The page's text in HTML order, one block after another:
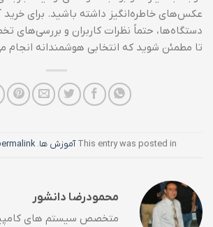
عکس‌های خاطره‌انگیز داشته باشید. برای خرید
دستگاه‌ها، حتماً نظرات کاربران و بررسی‌های
تا مطمئن شوید که انتخابی هوشمندانه انجام
This entry was posted in آموزش ها. Bookmark the
محمودرضا دانشور
متخصص سیستم های